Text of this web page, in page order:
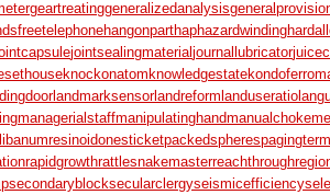
geartreatinggeneralizedanalysis
hangonparthaphazardwinding
jointsealingmaterialjournallubricator
knockonatomknowledgestate
landmarksensorlandreformlanduseratio
managerialstaffmanipulatinghandmanualchoke
onesticketpackedspheres
rapidgrowthrattlesnakemaster
secondaryblocksecularclergyseismicefficiency